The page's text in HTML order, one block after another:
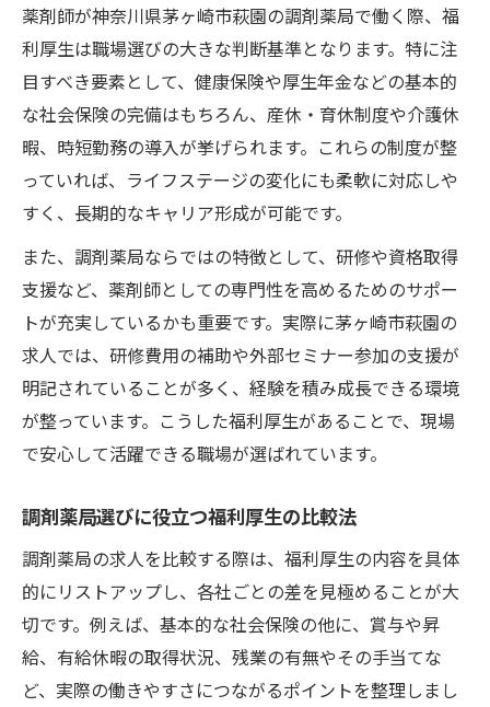
薬剤師が神奈川県茅ヶ崎市萩園の調剤薬局で働く際、福
利厚生は職場選びの大きな判断基準となります。特に注
目すべき要素として、健康保険や厚生年金などの基本的
な社会保険の完備はもちろん、産休・育休制度や介護休
暇、時短勤務の導入が挙げられます。これらの制度が整
っていれば、ライフステージの変化にも柔軟に対応しや
すく、長期的なキャリア形成が可能です。
また、調剤薬局ならではの特徴として、研修や資格取得
支援など、薬剤師としての専門性を高めるためのサポー
トが充実しているかも重要です。実際に茅ヶ崎市萩園の
求人では、研修費用の補助や外部セミナー参加の支援が
明記されていることが多く、経験を積み成長できる環境
が整っています。こうした福利厚生があることで、現場
で安心して活躍できる職場が選ばれています。
調剤薬局選びに役立つ福利厚生の比較法
調剤薬局の求人を比較する際は、福利厚生の内容を具体
的にリストアップし、各社ごとの差を見極めることが大
切です。例えば、基本的な社会保険の他に、賞与や昇
給、有給休暇の取得状況、残業の有無やその手当てな
ど、実際の働きやすさにつながるポイントを整理しまし